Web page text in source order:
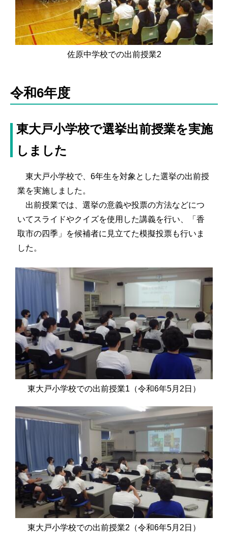
佐原中学校での出前授業2
令和6年度
東大戸小学校で選挙出前授業を実施
しました
東大戸小学校で、6年生を対象とした選挙の出前授
業を実施しました。
出前授業では、選挙の意義や投票の方法などにつ
いてスライドやクイズを使用した講義を行い、「香
取市の四季」を候補者に見立てた模擬投票も行いま
した。
東大戸小学校での出前授業1（令和6年5月2日）
東大戸小学校での出前授業2（令和6年5月2日）